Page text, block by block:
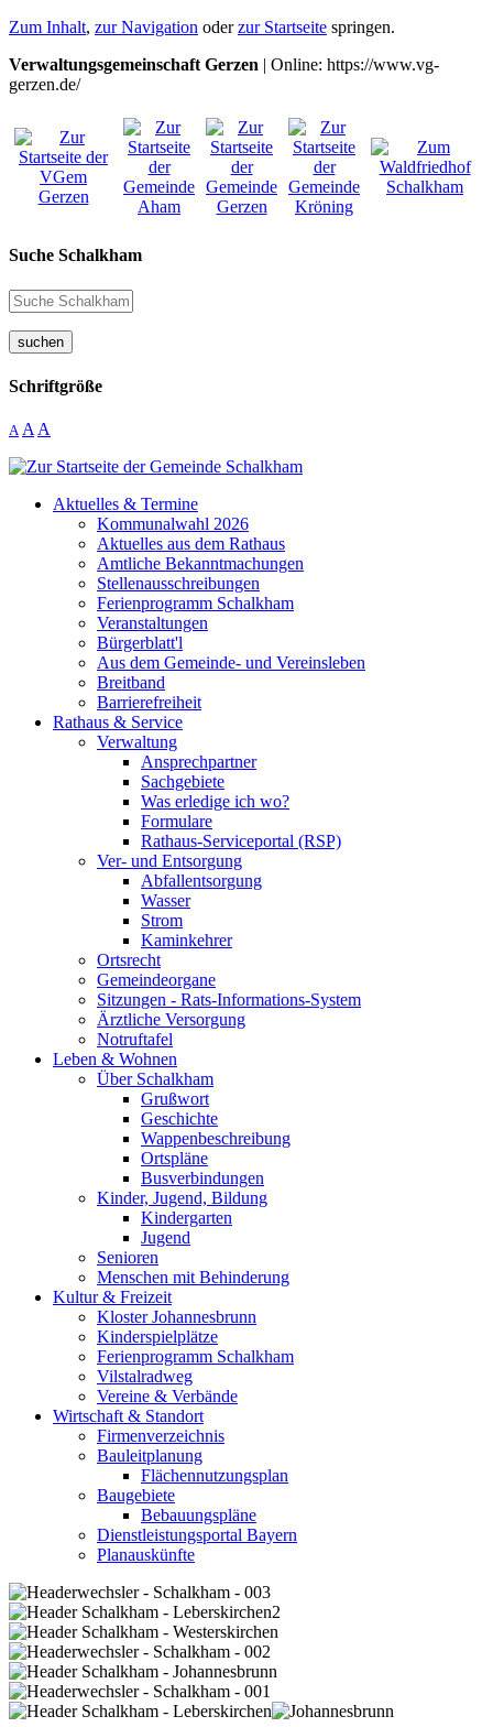
Zum Inhalt, zur Navigation oderzur Startseite springen.
Verwaltungsgemeinschaft Gerzen | Online: https://www.vg-
gerzen.de/
Suche Schalkham
suchen
Schriftgröße
A A A
Aktuelles & Termine
Kommunalwahl 2026
Aktuelles aus dem Rathaus
Amtliche Bekanntmachungen
Stellenausschreibungen
Ferienprogramm Schalkham
Veranstaltungen
Bürgerblatt'l
Aus dem Gemeinde- und Vereinsleben
Breitband
Barrierefreiheit
Rathaus & Service
Verwaltung
Ansprechpartner
Sachgebiete
Was erledige ich wo?
Formulare
Rathaus-Serviceportal (RSP)
Ver- und Entsorgung
Abfallentsorgung
Wasser
Strom
Kaminkehrer
Ortsrecht
Gemeindeorgane
Sitzungen - Rats-Informations-System
Ärztliche Versorgung
Notruftafel
Leben & Wohnen
Über Schalkham
Grußwort
Geschichte
Wappenbeschreibung
Ortspläne
Busverbindungen
Kinder, Jugend, Bildung
Kindergarten
Jugend
Senioren
Menschen mit Behinderung
Kultur & Freizeit
Kloster Johannesbrunn
Kinderspielplätze
Ferienprogramm Schalkham
Vilstalradweg
Vereine & Verbände
Wirtschaft & Standort
Firmenverzeichnis
Bauleitplanung
Flächennutzungsplan
Baugebiete
Bebauungspläne
Dienstleistungsportal Bayern
Planauskünfte